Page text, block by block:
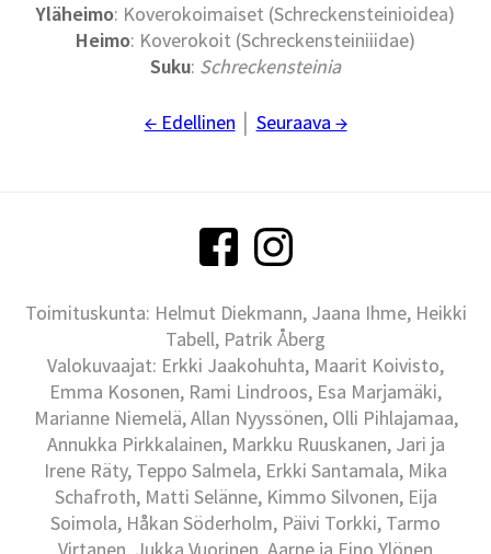
Yläheimo: Koverokoimaiset (Schreckensteinioidea)
Heimo: Koverokoit (Schreckensteiniiidae)
Suku: Schreckensteinia
← Edellinen Seuraava →
Toimituskunta: Helmut Diekmann, Jaana Ihme, Heikki
Tabell, Patrik Åberg
Valokuvaajat: Erkki Jaakohuhta, Maarit Koivisto,
Emma Kosonen, Rami Lindroos, Esa Marjamäki,
Marianne Niemelä, Allan Nyyssönen, Olli Pihlajamaa,
Annukka Pirkkalainen, Markku Ruuskanen, Jari ja
Irene Räty, Teppo Salmela, Erkki Santamala, Mika
Schafroth, Matti Selänne, Kimmo Silvonen, Eija
Soimola, Håkan Söderholm, Päivi Torkki, Tarmo